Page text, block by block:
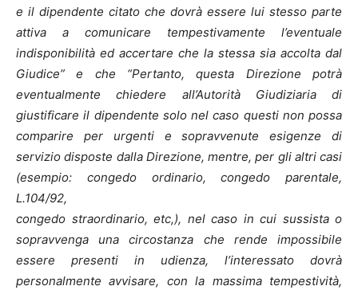
e il dipendente citato che dovrà essere lui stesso parte
attiva a comunicare tempestivamente l’eventuale
indisponibilità ed accertare che la stessa sia accolta dal
Giudice” e che “Pertanto, questa Direzione potrà
eventualmente chiedere all’Autorità Giudiziaria di
giustificare il dipendente solo nel caso questi non possa
comparire per urgenti e sopravvenute esigenze di
servizio disposte dalla Direzione, mentre, per gli altri casi
(esempio: congedo ordinario, congedo parentale,
L.104/92,
congedo straordinario, etc,), nel caso in cui sussista o
sopravvenga una circostanza che rende impossibile
essere presenti in udienza, l’interessato dovrà
personalmente avvisare, con la massima tempestività,